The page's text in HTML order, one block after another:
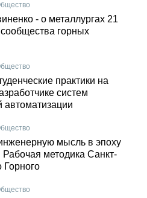
- о металлургах 21
сообщества горных
практики на
систем
мысль в эпоху
методика Санкт-
Горного